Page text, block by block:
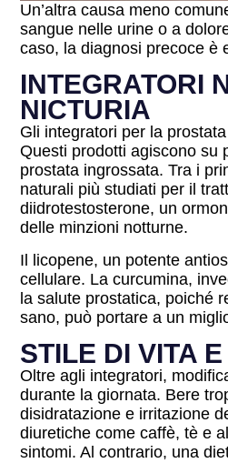
Un’altra causa meno
sangue nelle urine o a
caso, la diagnosi precoce è
INTEGRATORI
NICTURIA
Gli integratori per la
Questi prodotti agiscono su
prostata ingrossata. Tra i
naturali più studiati per il
diidrotestosterone, un
delle minzioni notturne.
Il licopene, un potente
cellulare. La curcumina,
la salute prostatica, poiché
sano, può portare a un
STILE DI VITA
Oltre agli integratori,
durante la giornata. Bere
disidratazione e irritazione
diuretiche come caffè, tè e
sintomi. Al contrario, una